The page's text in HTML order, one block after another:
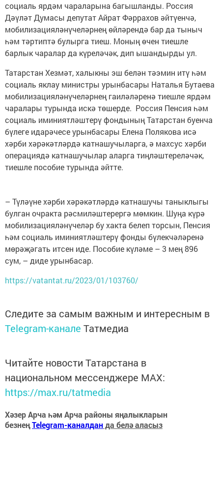
социаль ярдәм чараларына багышланды. Россия
Дәүләт Думасы депутат Айрат Фәррахов әйтүенчә,
мобилизацияләнүчеләрнең өйләрендә бар да тыныч
һәм тәртиптә булырга тиеш. Моның өчен тиешле
барлык чаралар да күреләчәк, дип ышандырды ул.
Татарстан Хезмәт, халыкны эш белән тәэмин итү һәм
социаль яклау министры урынбасары Наталья Бутаева
мобилизацияләнүчеләрнең гаиләләренә тиешле ярдәм
чаралары турында искә төшерде. Россия Пенсия һәм
социаль иминиятләштерү фондының Татарстан буенча
бүлеге идарәчесе урынбасары Елена Полякова исә
хәрби хәрәкәтләрдә катнашучыларга, ә махсус хәрби
операциядә катнашучылар аларга тиңләштереләчәк,
тиешле пособие турында әйтте.
– Түләүне хәрби хәрәкәтләрдә катнашучы таныклыгы
булган очракта рәсмиләштерергә мөмкин. Шуңа күрә
мобилизацияләнүчеләр бу хакта белеп торсын, Пенсия
һәм социаль иминиятләштерү фонды бүлекчәләренә
мөрәҗәгать итсен иде. Пособие күләме – 3 мең 896
сум, – диде урынбасар.
https://vatantat.ru/2023/01/103760/
Следите за самым важным и интересным в
Telegram-канале Татмедиа
Читайте новости Татарстана в
национальном мессенджере MАХ:
https://max.ru/tatmedia
Хәзер Арча һәм Арча районы яңалыкларын
безнеңTelegram-каналданда белә аласыз